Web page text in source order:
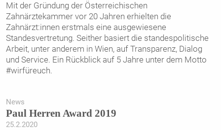
Mit der Gründung der Österreichischen
Zahnärztekammer vor 20 Jahren erhielten die
Zahnärzt:innen erstmals eine ausgewiesene
Standesvertretung. Seither basiert die standespolitische
Arbeit, unter anderem in Wien, auf Transparenz, Dialog
und Service. Ein Rückblick auf 5 Jahre unter dem Motto
#wirfüreuch.
News
Paul Herren Award 2019
25.2.2020